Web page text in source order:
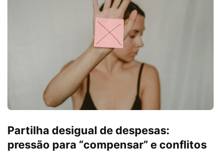
Partilha desigual de despesas:
pressão para “compensar” e conflitos